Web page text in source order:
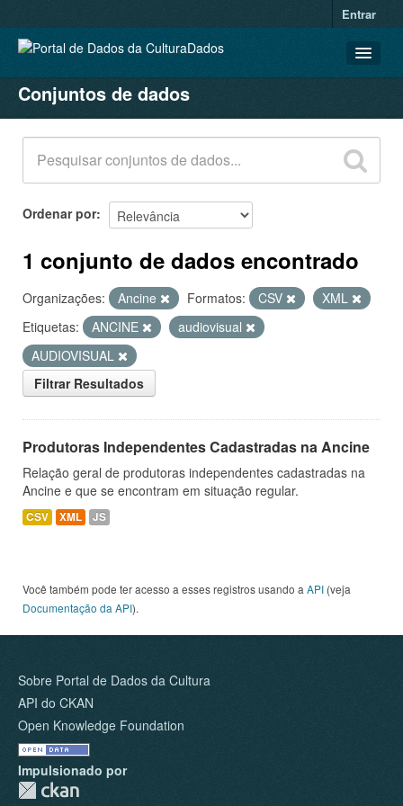
Entrar
CONJUNTOS DE DADOS
ORGANIZAÇÕES
GRUPOS
SOBRE
Conjuntos de dados
Ordenar por
1 conjunto de dados encontrado
Organizações: Ancine Formatos: CSV
XML
Etiquetas:
ANCINE
audiovisual
AUDIOVISUAL
Filtrar Resultados
Produtoras Independentes Cadastradas na Ancine
Relação geral de produtoras independentes cadastradas na
Ancine e que se encontram em situação regular.
CSV XML JS
Você também pode ter acesso a esses registros usando a API (veja
Documentação da API).
Sobre Portal de Dados da Cultura
API do CKAN
Open Knowledge Foundation
Impulsionado por